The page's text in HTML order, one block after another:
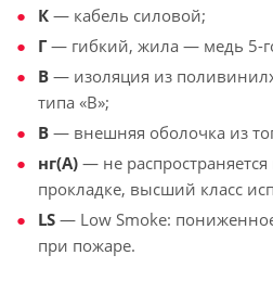
К — кабель силовой;
Г — гибкий, жила — медь 5-
В — изоляция из
типа «В»;
В — внешняя оболочка из
нг(А) — не
прокладке, высший класс
LS — Low Smoke:
при пожаре.